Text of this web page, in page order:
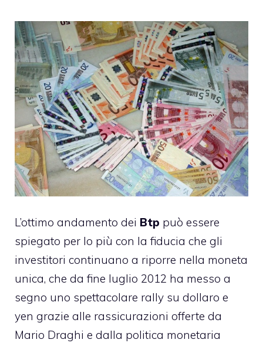
L’ottimo andamento dei Btp può essere
spiegato per lo più con la fiducia che gli
investitori continuano a riporre nella moneta
unica, che da fine luglio 2012 ha messo a
segno uno spettacolare rally su dollaro e
yen grazie alle rassicurazioni offerte da
Mario Draghi e dalla politica monetaria